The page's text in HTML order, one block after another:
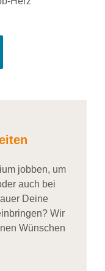
jobben, um
auch bei
Deine
Wir
Wünschen